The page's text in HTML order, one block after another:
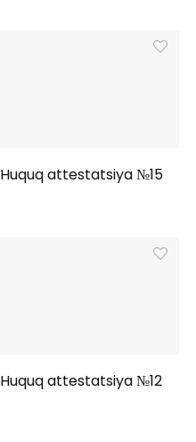
Huquq attestatsiya №15
Huquq attestatsiya №12